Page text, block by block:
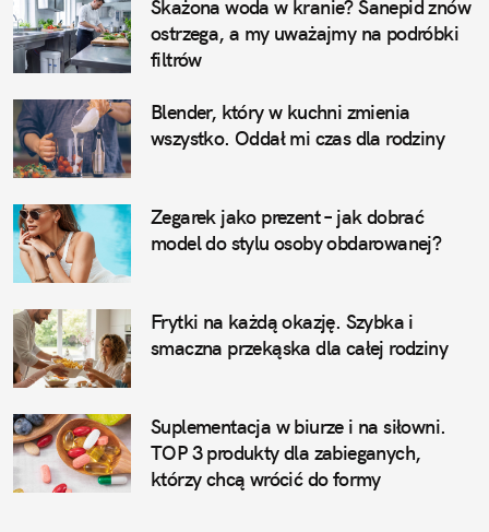
Skażona woda w kranie? Sanepid znów
ostrzega, a my uważajmy na podróbki
filtrów
Blender, który w kuchni zmienia
wszystko. Oddał mi czas dla rodziny
Zegarek jako prezent – jak dobrać
model do stylu osoby obdarowanej?
Frytki na każdą okazję. Szybka i
smaczna przekąska dla całej rodziny
Suplementacja w biurze i na siłowni.
TOP 3 produkty dla zabieganych,
którzy chcą wrócić do formy